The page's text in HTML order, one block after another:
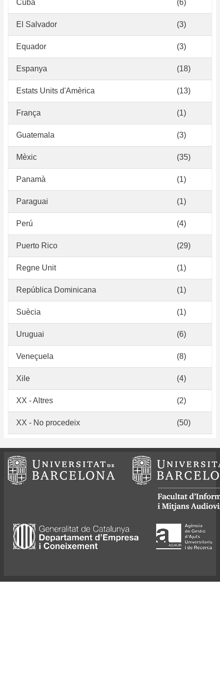
Cuba (6)
El Salvador (3)
Equador (3)
Espanya (18)
Estats Units d'Amèrica (13)
França (1)
Guatemala (3)
Mèxic (35)
Panamà (1)
Paraguai (1)
Perú (4)
Puerto Rico (29)
Regne Unit (1)
República Dominicana (1)
Suècia (1)
Uruguai (6)
Veneçuela (8)
Xile (4)
XX - Altres (2)
XX - No procedeix (50)